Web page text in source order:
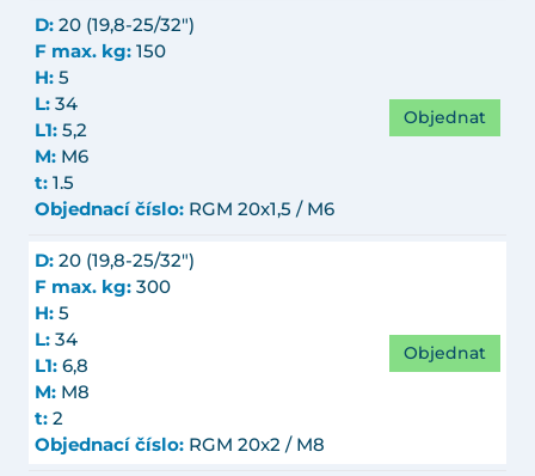
D: 20 (19,8-25/32")
F max. kg: 150
H: 5
L: 34
L1: 5,2
M: M6
t: 1.5
Objednací číslo: RGM 20x1,5 / M6
Objednat
D: 20 (19,8-25/32")
F max. kg: 300
H: 5
L: 34
L1: 6,8
M: M8
t: 2
Objednací číslo: RGM 20x2 / M8
Objednat